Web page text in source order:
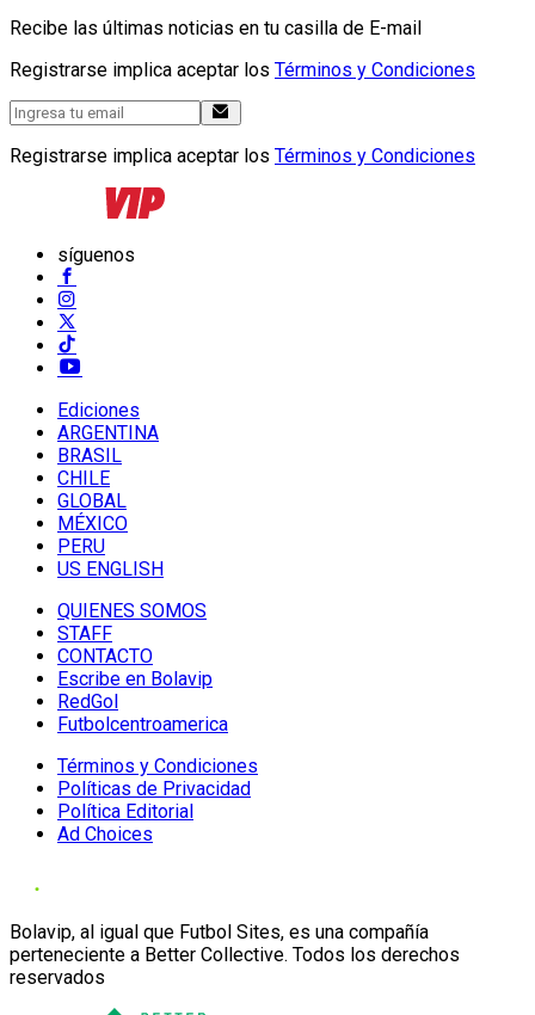
Recibe las últimas noticias en tu casilla de E-mail
Registrarse implica aceptar los Términos y Condiciones
Registrarse implica aceptar los Términos y Condiciones
síguenos
Ediciones
ARGENTINA
BRASIL
CHILE
GLOBAL
MÉXICO
PERU
US ENGLISH
QUIENES SOMOS
STAFF
CONTACTO
Escribe en Bolavip
RedGol
Futbolcentroamerica
Términos y Condiciones
Políticas de Privacidad
Política Editorial
Ad Choices
Bolavip, al igual que Futbol Sites, es una compañía
perteneciente a Better Collective. Todos los derechos
reservados